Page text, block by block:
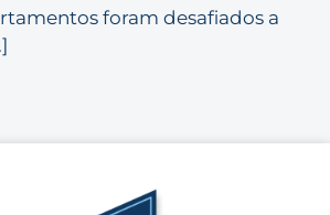
foram desafiados a